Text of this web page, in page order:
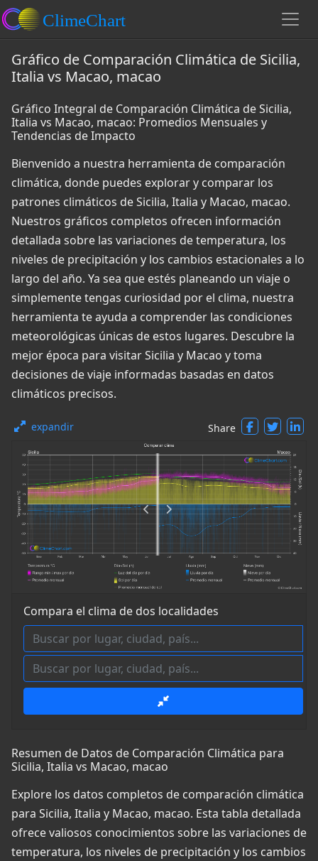
Gráfico de Comparación Climática de Sicilia,
Italia vs Macao, macao
Gráfico Integral de Comparación Climática de Sicilia,
Italia vs Macao, macao: Promedios Mensuales y
Tendencias de Impacto
Bienvenido a nuestra herramienta de comparación
climática, donde puedes explorar y comparar los
patrones climáticos de Sicilia, Italia y Macao, macao.
Nuestros gráficos completos ofrecen información
detallada sobre las variaciones de temperatura, los
niveles de precipitación y los cambios estacionales a lo
largo del año. Ya sea que estés planeando un viaje o
simplemente tengas curiosidad por el clima, nuestra
herramienta te ayuda a comprender las condiciones
meteorológicas únicas de estos lugares. Descubre la
mejor época para visitar Sicilia y Macao y toma
decisiones de viaje informadas basadas en datos
climáticos precisos.
expandir Share
Compara el clima de dos localidades
Resumen de Datos de Comparación Climática para
Sicilia, Italia vs Macao, macao
Explore los datos completos de comparación climática
para Sicilia, Italia y Macao, macao. Esta tabla detallada
ofrece valiosos conocimientos sobre las variaciones de
temperatura, los niveles de precipitación y los cambios